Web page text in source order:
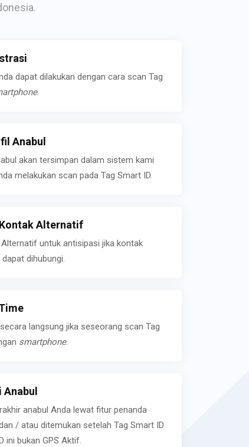
dapat dilakukan dengan cara scan Tag
.
Anabul
akan tersimpan dalam sistem kami
melakukan scan pada Tag Smart ID.
Alternatif
untuk antisipasi jika kontak
dihubungi.
langsung jika seseorang scan Tag
smartphone.
anabul Anda lewat fitur penanda
/ atau ditemukan setelah Tag Smart ID
ini bukan GPS Aktif.